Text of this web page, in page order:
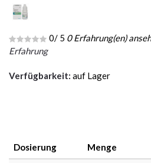
0/ 5 0Erfahrung(en)
Erfahrung
Verfügbarkeit: auf Lager
Dosierung Menge